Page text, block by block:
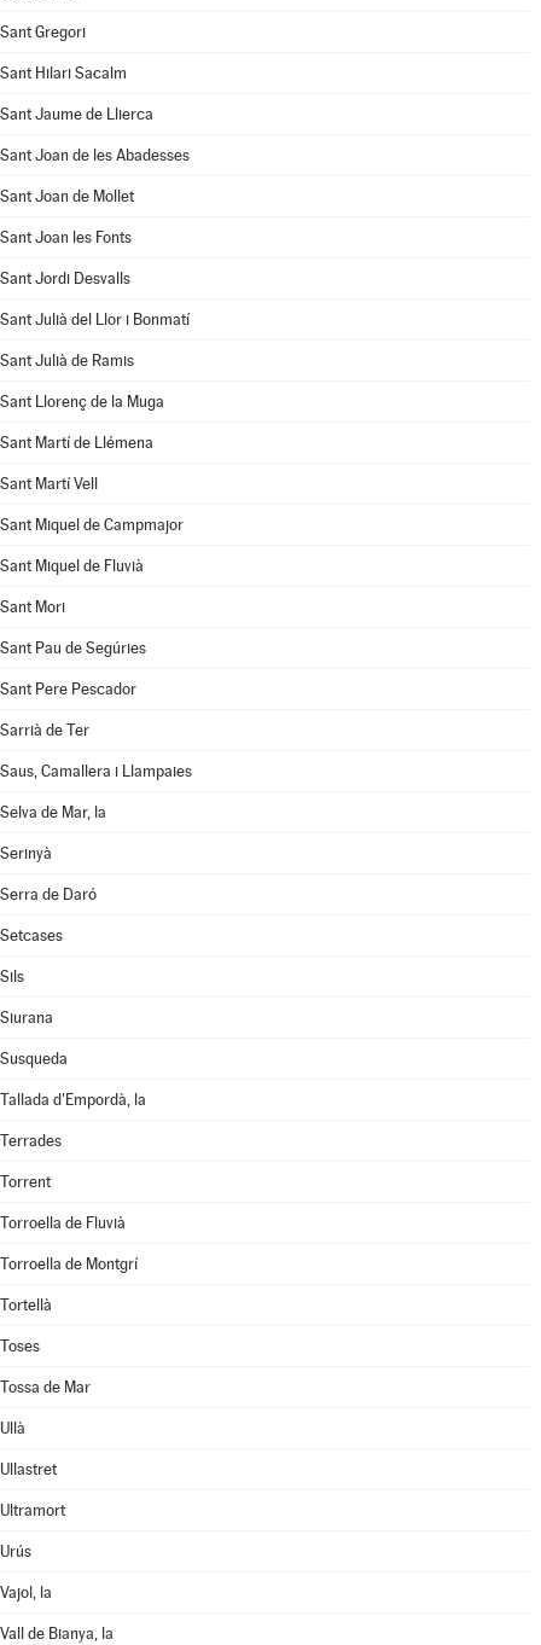
Sant Gregori
Sant Hilari Sacalm
Sant Jaume de Llierca
Sant Joan de les Abadesses
Sant Joan de Mollet
Sant Joan les Fonts
Sant Jordi Desvalls
Sant Julià del Llor i Bonmatí
Sant Julià de Ramis
Sant Llorenç de la Muga
Sant Martí de Llémena
Sant Martí Vell
Sant Miquel de Campmajor
Sant Miquel de Fluvià
Sant Mori
Sant Pau de Segúries
Sant Pere Pescador
Sarrià de Ter
Saus, Camallera i Llampaies
Selva de Mar, la
Serinyà
Serra de Daró
Setcases
Sils
Siurana
Susqueda
Tallada d'Empordà, la
Terrades
Torrent
Torroella de Fluvià
Torroella de Montgrí
Tortellà
Toses
Tossa de Mar
Ullà
Ullastret
Ultramort
Urús
Vajol, la
Vall de Bianya, la